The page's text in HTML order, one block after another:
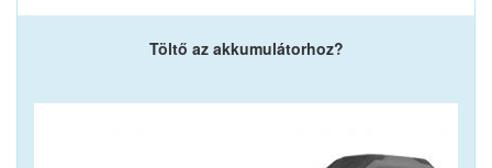
Töltő az akkumulátorhoz?